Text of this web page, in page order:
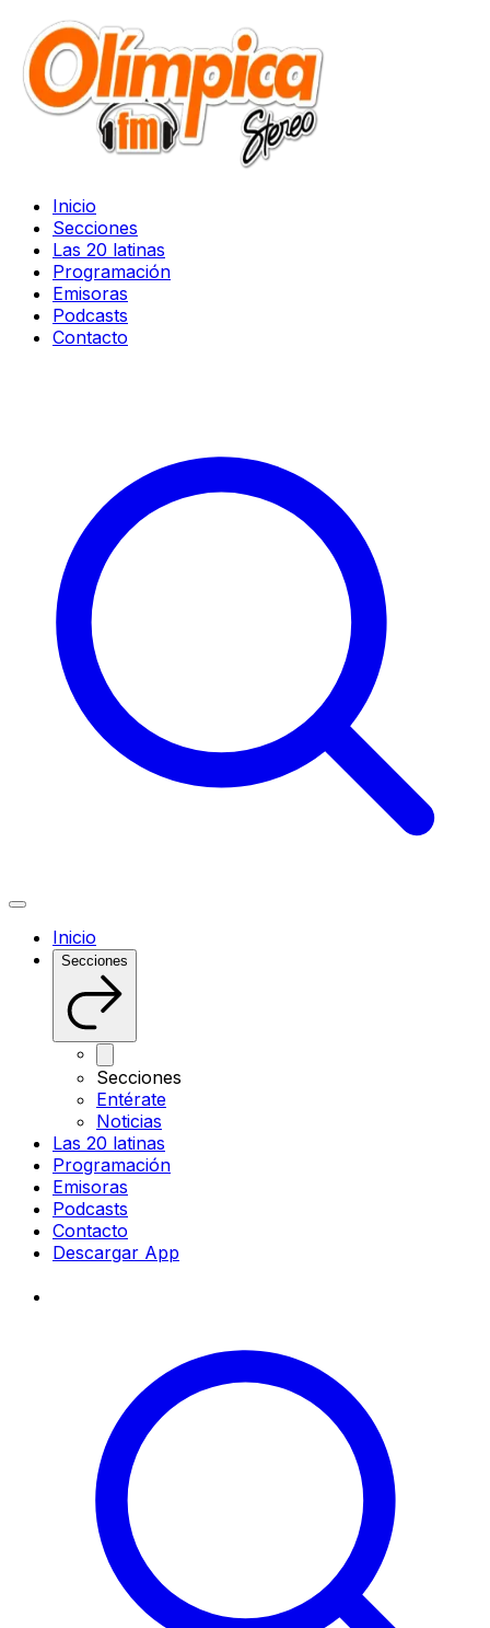
Inicio
Secciones
Las 20 latinas
Programación
Emisoras
Podcasts
Contacto
Inicio
Secciones
Secciones
Entérate
Noticias
Las 20 latinas
Programación
Emisoras
Podcasts
Contacto
Descargar App